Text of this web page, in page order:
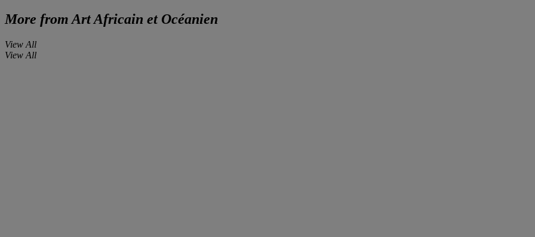
More from Art Africain et Océanien
View All
View All